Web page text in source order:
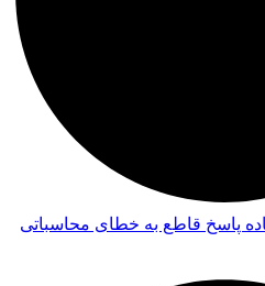
پاسخ قاطع به خطای محاسباتی